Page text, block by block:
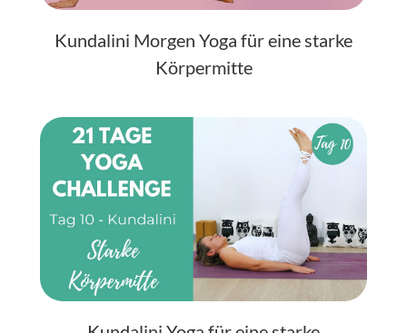
Kundalini Morgen Yoga für eine starke
Körpermitte